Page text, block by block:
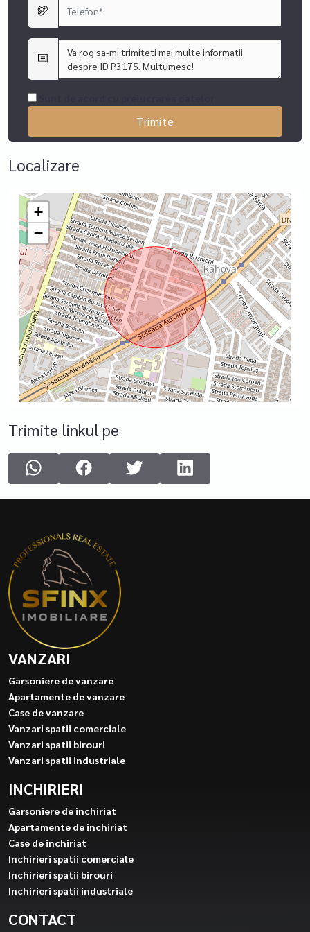
Localizare
+
−
Trimite linkul pe
VANZARI
Garsoniere de vanzare
Apartamente de vanzare
Case de vanzare
Vanzari spatii comerciale
Vanzari spatii birouri
Vanzari spatii industriale
INCHIRIERI
Garsoniere de inchiriat
Apartamente de inchiriat
Case de inchiriat
Inchirieri spatii comerciale
Inchirieri spatii birouri
Inchirieri spatii industriale
CONTACT